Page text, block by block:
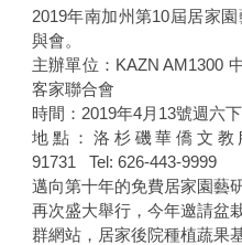
2019年南加州第10屆居家
與會。
主辦單位：KAZN AM1300
客家聯合會
時間：2019年4月13號週六
地點：洛杉磯華僑文教
91731 Tel: 626-443-9999
邁向第十年的免費居家園藝
再次盛大舉行，今年邀請盆
群網站，居家後院種植蔬果